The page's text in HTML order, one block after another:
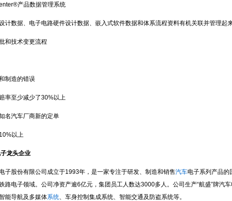
产品数据管理系统
计数据、电子电路硬件设计数据、嵌入式软件数据和体系流程资料有机关联并管理起
和技术变更流程
制造的错误
率至少减少了30%以上
名汽车厂商新的定单
以上
龙头企业
子股份有限公司成立于1993年，是一家专注于研发、制造和销售汽车电子系列产品的
路电子领域。公司净资产逾6亿元，集团员工人数达3000多人。公司生产“航盛”牌汽
能导航及多媒体系统、车身控制集成系统、智能交通及防盗系统等。